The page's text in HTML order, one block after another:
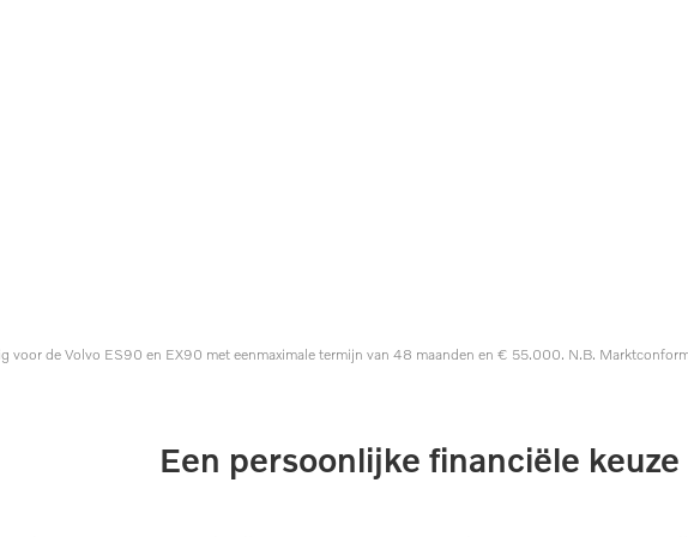
de Volvo ES90 en EX90 met eenmaximale termijn van 48 maanden en € 55.000. N.B.
Een persoonlijke financiële keuze